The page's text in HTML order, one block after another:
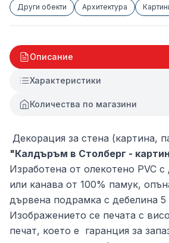
Други обекти Архитектура
Описание
Характеристики
Количества по магазини
Декорация за стена (картина,
"Калдъръм в Столберг -
Изработена от олекотено PVC
или канава от 100% памук,
дървена подрамка с дебелина 5
Изображението се печата с
печат, което е гаранция за